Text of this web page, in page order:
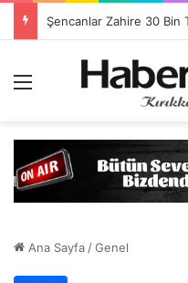
Ana Sayfa/Genel